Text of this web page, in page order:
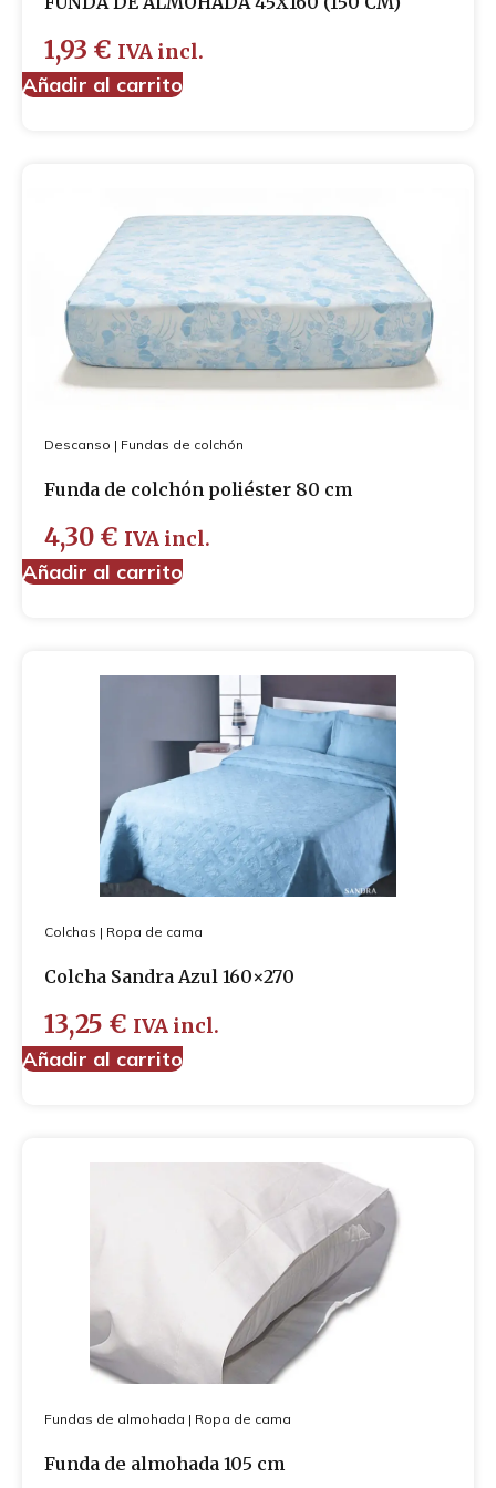
Guantes
Mascarillas
1,93 € IVA incl.
Añadir al carrito
Descanso | Fundas de colchón
Funda de colchón poliéster 80 cm
4,30 € IVA incl.
Añadir al carrito
Colchas | Ropa de cama
Colcha Sandra Azul 160×270
13,25 € IVA incl.
Añadir al carrito
Fundas de almohada | Ropa de cama
Funda de almohada 105 cm